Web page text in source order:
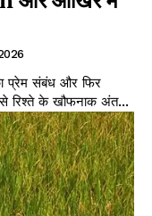
प्रेम संबंध और फिर
से रिश्ते के खौफनाक अंत...